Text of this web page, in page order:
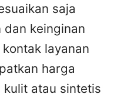
saja
dan keinginan
layanan
harga
atau sintetis